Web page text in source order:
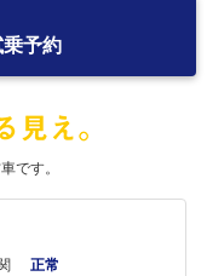
予約
です。
正常